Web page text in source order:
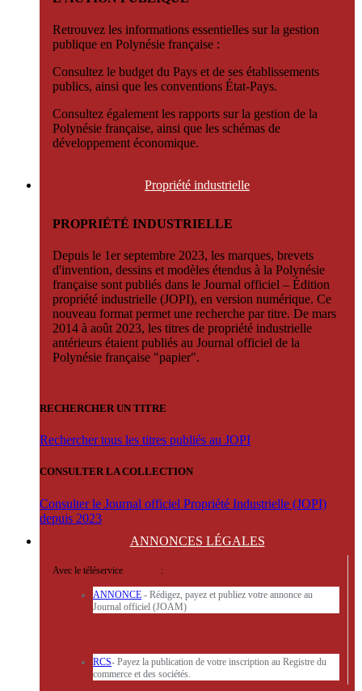
Retrouvez les informations essentielles sur la gestion
publique en Polynésie française :
Consultez le budget du Pays et de ses établissements
publics, ainsi que les conventions État-Pays.
Consultez également les rapports sur la gestion de la
Polynésie française, ainsi que les schémas de
développement économique.
Propriété industrielle
PROPRIÉTÉ INDUSTRIELLE
Depuis le 1er septembre 2023, les marques, brevets
d'invention, dessins et modèles étendus à la Polynésie
française sont publiés dans le Journal officiel – Édition
propriété industrielle (JOPI), en version numérique. Ce
nouveau format permet une recherche par titre. De mars
2014 à août 2023, les titres de propriété industrielle
antérieurs étaient publiés au Journal officiel de la
Polynésie française "papier".
RECHERCHER UN TITRE
Rechercher tous les titres publiés au JOPI
CONSULTER LA COLLECTION
Consulter le Journal officiel Propriété Industrielle (JOPI)
depuis 2023
ANNONCES LÉGALES
Avec le téléservice :
ANNONCE - Rédigez, payez et publiez votre annonce au
Journal officiel (JOAM)
RCS- Payez la publication de votre inscription au Registre du
commerce et des sociétés.